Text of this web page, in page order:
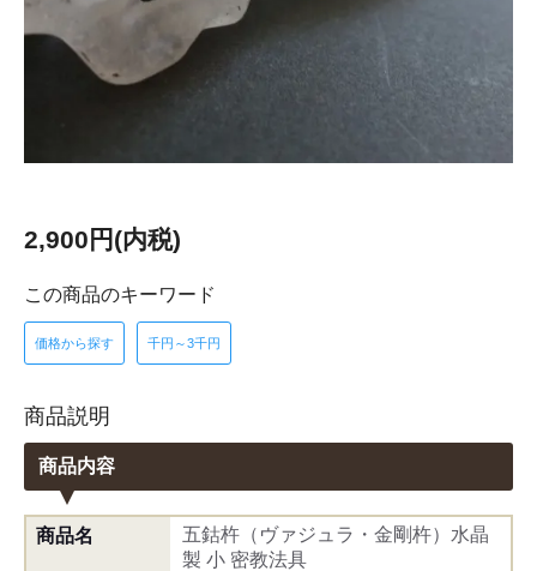
2,900円(内税)
この商品のキーワード
価格から探す 千円～3千円
商品説明
商品内容
商品名
五鈷杵（ヴァジュラ・金剛杵）水晶
製 小 密教法具